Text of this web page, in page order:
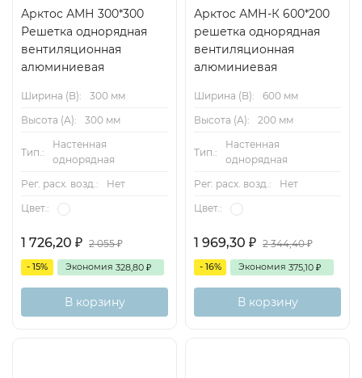
Арктос АМН 300*300
Решетка однорядная
вентиляционная
алюминиевая
Ширина (B):
300 мм
Высота (А):
300 мм
Тип.:
Настенная
однорядная
Рег. расх. возд.:
Нет
Цвет.:
1 726,20 ₽ 2 055₽
- 15% Экономия 328,80 ₽
В корзину
Арктос АМН-К 600*200
решетка однорядная
вентиляционная
алюминиевая
Ширина (B):
600 мм
Высота (А):
200 мм
Тип.:
Настенная
однорядная
Рег. расх. возд.:
Нет
Цвет.:
1 969,30 ₽ 2 344,40₽
- 16% Экономия 375,10 ₽
В корзину